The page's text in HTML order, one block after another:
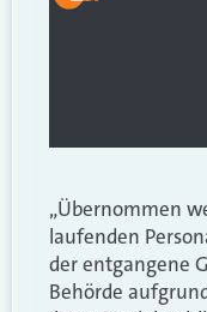
„Übernommen
laufenden
der entgangene
Behörde